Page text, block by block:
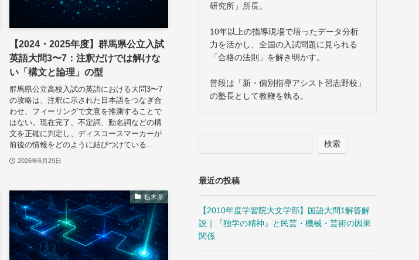
【2024・2025年度】群馬県公立入試
英語大問3〜7：注釈だけでは解けな
い「構文と論理」の型
群馬県公立高校入試の英語における大問3〜7
の攻略は、注釈に示された日本語をつなぎ合
わせ、フィーリングで文意を推測することで
はない。現在完了、不定詞、動名詞などの構
文を正確に判定し、ディスコースマーカーが
前後の情報をどのように結びつけている...
2026年6月29日
栃木県
研究所」所長。
10年以上の指導現場で培ったデータ分析
力を活かし、全国の入試問題に見られる
「合格の法則」を解き明かす。
普段は「新・個別指導アシスト習志野校」
の塾長として教鞭を執る。
検索
最近の投稿
【2010年度学習院大文学部】国語大問1解答解
説｜『独学の精神』と民芸・機械・芸術の因果
関係